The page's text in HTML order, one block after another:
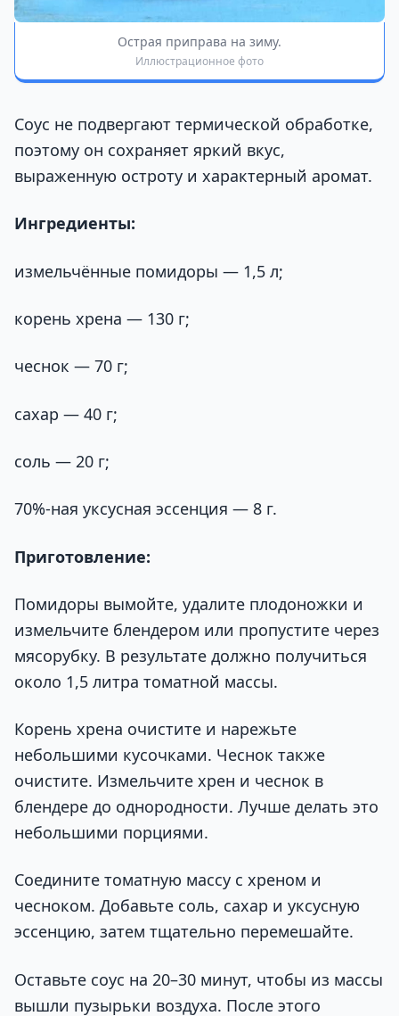
Острая приправа на зиму.
Иллюстрационное фото
Соус не подвергают термической обработке,
поэтому он сохраняет яркий вкус,
выраженную остроту и характерный аромат.
Ингредиенты:
измельчённые помидоры — 1,5 л;
корень хрена — 130 г;
чеснок — 70 г;
сахар — 40 г;
соль — 20 г;
70%-ная уксусная эссенция — 8 г.
Приготовление:
Помидоры вымойте, удалите плодоножки и
измельчите блендером или пропустите через
мясорубку. В результате должно получиться
около 1,5 литра томатной массы.
Корень хрена очистите и нарежьте
небольшими кусочками. Чеснок также
очистите. Измельчите хрен и чеснок в
блендере до однородности. Лучше делать это
небольшими порциями.
Соедините томатную массу с хреном и
чесноком. Добавьте соль, сахар и уксусную
эссенцию, затем тщательно перемешайте.
Оставьте соус на 20–30 минут, чтобы из массы
вышли пузырьки воздуха. После этого